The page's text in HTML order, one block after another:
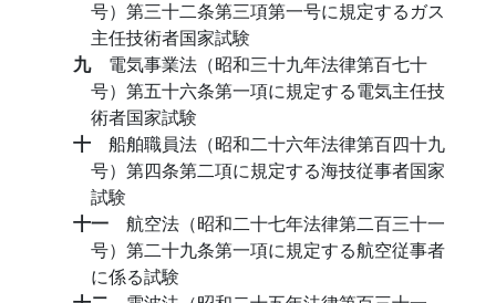
号）第三十二条第三項第一号に規定するガス
主任技術者国家試験
九 電気事業法（昭和三十九年法律第百七十
号）第五十六条第一項に規定する電気主任技
術者国家試験
十 船舶職員法（昭和二十六年法律第百四十九
号）第四条第二項に規定する海技従事者国家
試験
十一 航空法（昭和二十七年法律第二百三十一
号）第二十九条第一項に規定する航空従事者
に係る試験